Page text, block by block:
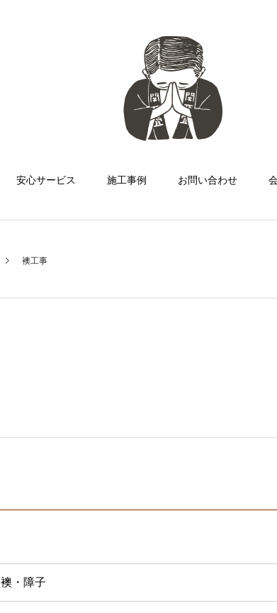
安心サービス 施工事例 お問い合わせ
襖工事
襖・障子